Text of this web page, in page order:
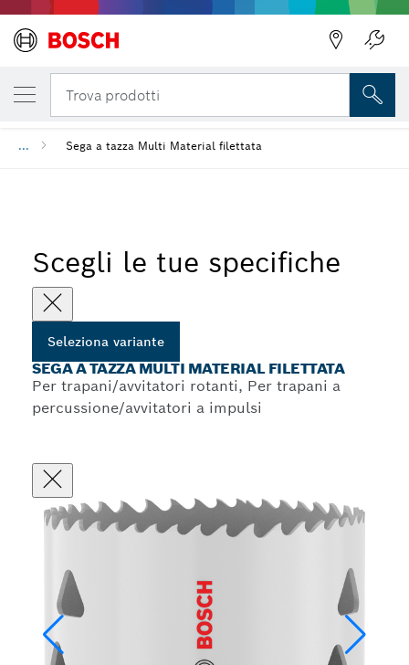
Trova prodotti
... Sega a tazza Multi Material filettata
Scegli le tue specifiche
Seleziona variante
SEGA A TAZZA MULTI MATERIAL FILETTATA
Per trapani/avvitatori rotanti, Per trapani a
percussione/avvitatori a impulsi
LA TUA VARIANTE SELEZIONATA
Sega a tazza Multi Material filettata